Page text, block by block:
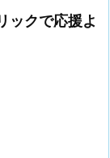
ックで応援よ